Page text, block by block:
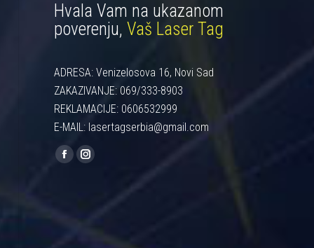
Hvala Vam na ukazanom
poverenju, Vaš Laser Tag
ADRESA: Venizelosova 16, Novi Sad
ZAKAZIVANJE: 069/333-8903
REKLAMACIJE: 0606532999
E-MAIL: lasertagserbia@gmail.com
Find us on:
FacebookInstagram